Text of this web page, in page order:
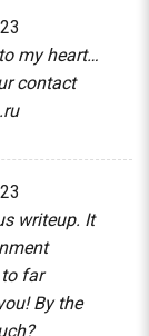
my heart…
contact
writeup. It
far
By the